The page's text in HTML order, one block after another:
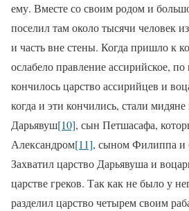
ему. Вместе со своим родом и
поселил там около тысячи человек
и часть вне стены. Когда пришло к
ослабело правление ассирийское,
кончилось царство асси­рийцев и
когда и эти кончились, стали
Дарьявуш[10], сын Петшасафа,
Александром[11], сыном Филиппа и
Захватил царство Дарьявуша и
царстве греков. Так как не было у
разделил царство четырем своим